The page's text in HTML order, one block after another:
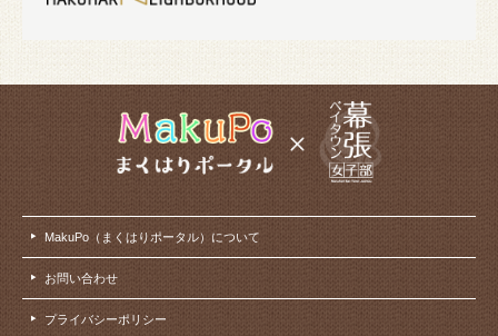
MakuPo（まくはりポータル）について
お問い合わせ
プライバシーポリシー